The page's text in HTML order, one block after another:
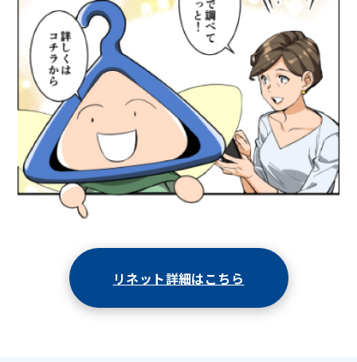
リネット詳細はこちら